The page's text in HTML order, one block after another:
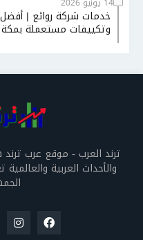
خدمات شركة روائع |
وتكييفات مستعملة بمكة
ترند العرب - موقع عرب ترند
والأحداث العربية